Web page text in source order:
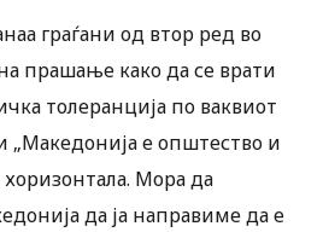
граѓани од втор ред во
прашање како да се врати
толеранција по ваквиот
„Македонија е општество и
Мора да
да ја направиме да е